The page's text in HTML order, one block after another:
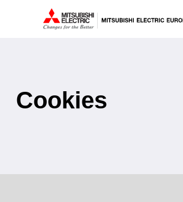
Cookies